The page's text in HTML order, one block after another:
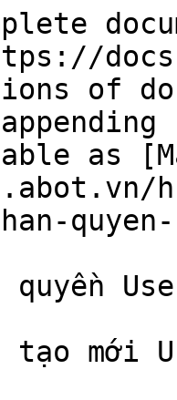
of
as
quyền
tạo mới